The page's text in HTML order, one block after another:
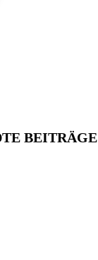
BEITRÄGE